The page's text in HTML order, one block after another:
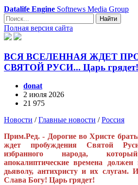
Datalife Engine Softnews Media Group
Найти
Полная версия сайта
ВСЯ ВСЕЛЕННАЯ ЖДЕТ
СВЯТОЙ РУСИ... Царь
donat
2 июля 2026
21 975
Новости /Главные новости /Россия
Прим.Ред. - Дорогие во Христе
ждет пробуждения Святой
избранного народа,
апокалиптические времена
дьяволу, антихристу и их слугам.
Слава Богу! Царь грядет!